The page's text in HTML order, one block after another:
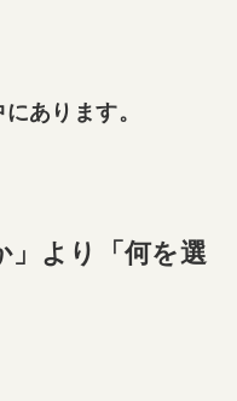
あります。
」より「何を選